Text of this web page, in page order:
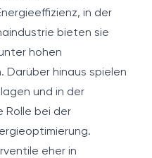
in der
bieten sie
hohen
Darüber hinaus spielen
und in der
Rolle bei der
eher in